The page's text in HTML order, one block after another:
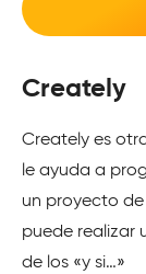
Creately
Creately es
le ayuda a
un proyecto
puede realizar
de los «y si…»